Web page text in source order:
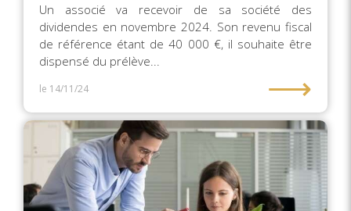
Un associé va recevoir de sa société des
dividendes en novembre 2024. Son revenu fiscal
de référence étant de 40 000 €, il souhaite être
dispensé du prélève...
le 14/11/24 ⟶